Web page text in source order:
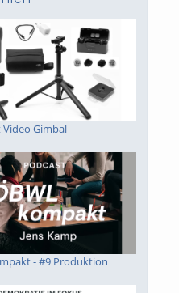
Video Gimbal
- #9 Produktion